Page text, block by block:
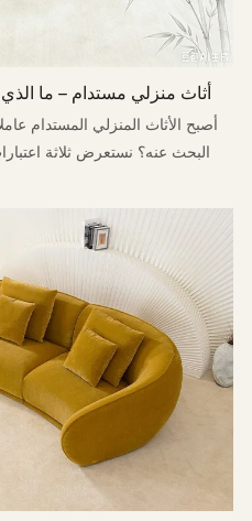
أثاث منزلي مستدام – ما الذي
أصبح الأثاث المنزلي المستدام
البحث عنه؟ نستعرض ثلاثة